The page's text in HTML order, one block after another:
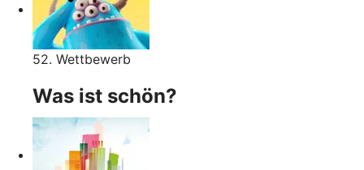
52. Wettbewerb
Was ist schön?